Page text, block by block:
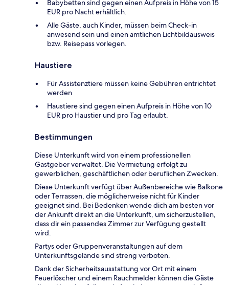
Babybetten sind gegen einen Aufpreis in Höhe von 15
EUR pro Nacht erhältlich.
Alle Gäste, auch Kinder, müssen beim Check-in
anwesend sein und einen amtlichen Lichtbildausweis
bzw. Reisepass vorlegen.
Haustiere
Für Assistenztiere müssen keine Gebühren entrichtet
werden
Haustiere sind gegen einen Aufpreis in Höhe von 10
EUR pro Haustier und pro Tag erlaubt.
Bestimmungen
Diese Unterkunft wird von einem professionellen
Gastgeber verwaltet. Die Vermietung erfolgt zu
gewerblichen, geschäftlichen oder beruflichen Zwecken.
Diese Unterkunft verfügt über Außenbereiche wie Balkone
oder Terrassen, die möglicherweise nicht für Kinder
geeignet sind. Bei Bedenken wende dich am besten vor
der Ankunft direkt an die Unterkunft, um sicherzustellen,
dass dir ein passendes Zimmer zur Verfügung gestellt
wird.
Partys oder Gruppenveranstaltungen auf dem
Unterkunftsgelände sind streng verboten.
Dank der Sicherheitsausstattung vor Ort mit einem
Feuerlöscher und einem Rauchmelder können die Gäste